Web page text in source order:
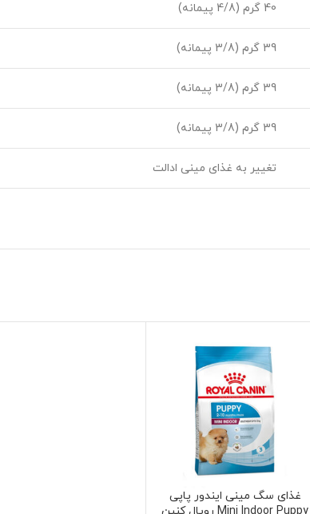
40 گرم (4/8 پیمانه)
39 گرم (3/8 پیمانه)
39 گرم (3/8 پیمانه)
39 گرم (3/8 پیمانه)
تغییر به غذای مینی ادالت
افزودن به سبد خرید
غذای سگ مینی ایندور پاپی
Mini Indoor Puppy رویال کنین